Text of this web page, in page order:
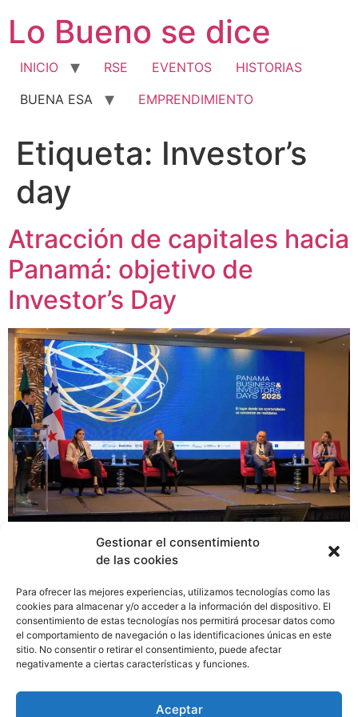
Gestionar el consentimiento
de las cookies
Para ofrecer las mejores experiencias, utilizamos tecnologías como las
cookies para almacenar y/o acceder a la información del dispositivo. El
consentimiento de estas tecnologías nos permitirá procesar datos como
el comportamiento de navegación o las identificaciones únicas en este
sitio. No consentir o retirar el consentimiento, puede afectar
negativamente a ciertas características y funciones.
Aceptar
contenido
Lo Bueno se dice
INICIO RSE EVENTOS
HISTORIAS
BUENA ESA
EMPRENDIMIENTO
Etiqueta: Investor’s
day
Atracción de capitales hacia
Panamá: objetivo de
Investor’s Day
Con gran expectación, se realizó el Panama Business &
Investors’ Day 2025 (PBID 2025), organizado por la
Cámara de Comercio e Industrias Panamá-Brasil con el
fin de marcar el inicio de la primera gran plataforma
empresarial de Panamá tras su incorporación al
MERCOSUR. Este acto inaugural busca reafirmar el
atracción de capitales y el fortalecimiento del